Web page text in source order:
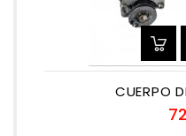
CUERPO